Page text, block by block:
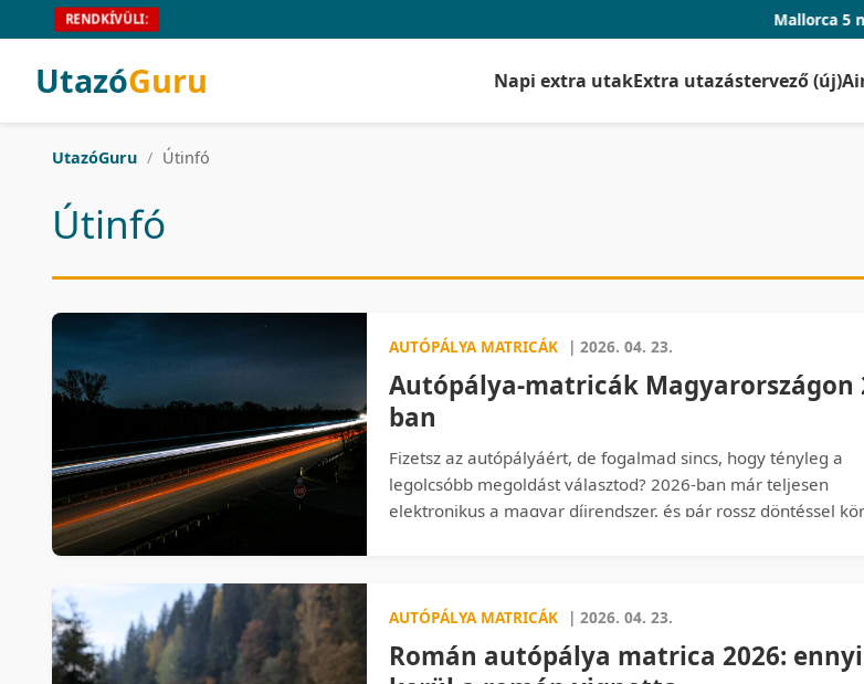
RENDKÍVÜLI: Mallorca 5 nap/4
UtazóGuru Napi extra utakExtra utazástervező (új)
UtazóGuru / Útinfó
Útinfó
AUTÓPÁLYA MATRICÁK | 2026. 04. 23.
Autópálya‑matricák Magyarországon
ban
Fizetsz az autópályáért, de fogalmad sincs, hogy tényleg a
legolcsóbb megoldást választod? 2026-ban már teljesen
elektronikus a magyar díjrendszer, és pár rossz döntéssel
országos bérlet. Olvass tovább, mielőtt legközelebb felhajtasz
magyar autópályára.
AUTÓPÁLYA MATRICÁK | 2026. 04. 23.
Román autópálya matrica 2026: